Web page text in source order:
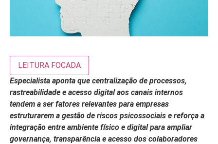
LEITURA FOCADA
Especialista aponta que centralização de processos,
rastreabilidade e acesso digital aos canais internos
tendem a ser fatores relevantes para empresas
estruturarem a gestão de riscos psicossociais e reforça a
integração entre ambiente físico e digital para ampliar
governança, transparência e acesso dos colaboradores